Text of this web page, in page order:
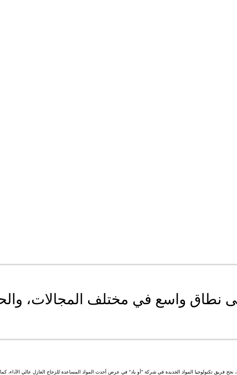
خلال معرض مصر الدولي للأبواب والنوافذ الزجاجية والألمنيوم 2025، نجح فريق تكنولوجيا المواد الجديدة في شركة "أو ياد" في عرض أحدث المواد